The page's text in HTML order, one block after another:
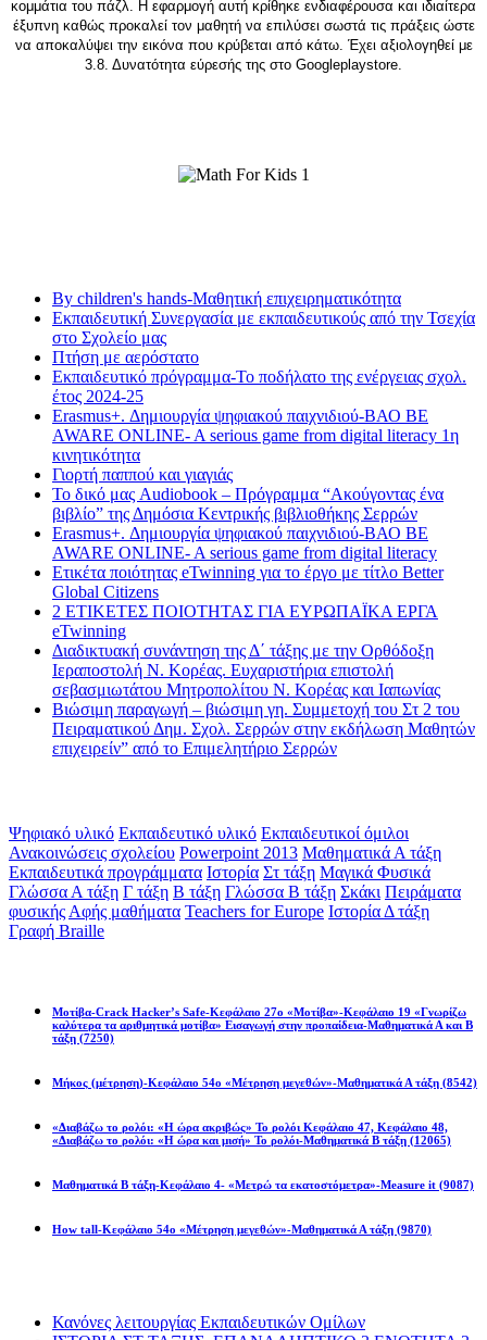
κομμάτια του πάζλ. Η εφαρμογή αυτή κρίθηκε ενδιαφέρουσα και ιδιαίτερα
έξυπνη καθώς προκαλεί τον μαθητή να επιλύσει σωστά τις πράξεις ώστε
να αποκαλύψει την εικόνα που κρύβεται από κάτω. Έχει αξιολογηθεί με
3.8. Δυνατότητα εύρεσής της στο Googleplaystore
By children's hands-Μαθητική επιχειρηματικότητα
Εκπαιδευτική Συνεργασία με εκπαιδευτικούς από την Τσεχία
στο Σχολείο μας
Πτήση με αερόστατο
Εκπαιδευτικό πρόγραμμα-Το ποδήλατο της ενέργειας σχολ.
έτος 2024-25
Erasmus+. Δημιουργία ψηφιακού παιχνιδιού-ΒΑΟ BE
AWARE ONLINE- A serious game from digital literacy 1η
κινητικότητα
Γιορτή παππού και γιαγιάς
Το δικό μας Audiobook – Πρόγραμμα “Ακούγοντας ένα
βιβλίο” της Δημόσια Κεντρικής βιβλιοθήκης Σερρών
Erasmus+. Δημιουργία ψηφιακού παιχνιδιού-ΒΑΟ BE
AWARE ONLINE- A serious game from digital literacy
Ετικέτα ποιότητας eTwinning για το έργο με τίτλο Better
Global Citizens
2 ΕΤΙΚΕΤΕΣ ΠΟΙΟΤΗΤΑΣ ΓΙΑ ΕΥΡΩΠΑΪΚΑ ΕΡΓΑ
eTwinning
Διαδικτυακή συνάντηση της Δ΄ τάξης με την Ορθόδοξη
Ιεραποστολή Ν. Κορέας. Ευχαριστήρια επιστολή
σεβασμιωτάτου Μητροπολίτου Ν. Κορέας και Ιαπωνίας
Βιώσιμη παραγωγή – βιώσιμη γη. Συμμετοχή του Στ 2 του
Πειραματικού Δημ. Σχολ. Σερρών στην εκδήλωση Μαθητών
επιχειρείν” από το Επιμελητήριο Σερρών
Ψηφιακό υλικό Εκπαιδευτικό υλικό Εκπαιδευτικοί όμιλοι
Ανακοινώσεις σχολείου Powerpoint 2013 Μαθηματικά Α τάξη
Εκπαιδευτικά προγράμματα Ιστορία Στ τάξη Μαγικά Φυσικά
Γλώσσα Α τάξη Γ τάξη Β τάξη Γλώσσα Β τάξη Σκάκι Πειράματα
φυσικής Αφής μαθήματα Teachers for Europe Ιστορία Δ τάξη
Γραφή Braille
Μοτίβα-Crack Hacker’s Safe-Κεφάλαιο 27ο «Μοτίβα»-Κεφάλαιο 19 «Γνωρίζω
καλύτερα τα αριθμητικά μοτίβα» Εισαγωγή στην προπαίδεια-Μαθηματικά Α και Β
τάξη (7250)
Μήκος (μέτρηση)-Κεφάλαιο 54ο «Μέτρηση μεγεθών»-Μαθηματικά Α τάξη (8542)
«Διαβάζω το ρολόι: «Η ώρα ακριβώς» Το ρολόι Κεφάλαιο 47, Κεφάλαιο 48,
«Διαβάζω το ρολόι: «Η ώρα και μισή» Το ρολόι-Μαθηματικά Β τάξη (12065)
Μαθηματικά Β τάξη-Κεφάλαιο 4- «Μετρώ τα εκατοστόμετρα»-Measure it (9087)
How tall-Κεφάλαιο 54ο «Μέτρηση μεγεθών»-Μαθηματικά Α τάξη (9870)
Κανόνες λειτουργίας Εκπαιδευτικών Ομίλων